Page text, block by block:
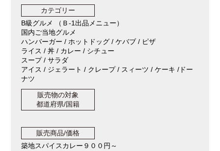
カテゴリー
B級グルメ （Ｂ-1出品メニュー）
国内ご当地グルメ
ハンバーガー / ホットドッグ / ケバブ / ピザ
ライス / 丼 / カレー / シチュー
スープ / サラダ
アイス / ジェラート / クレープ / スィーツ / ケーキ /ドー
ナツ
販売物の対象
都道府県/国籍
販売商品/価格
築地スパイスカレー９００円～